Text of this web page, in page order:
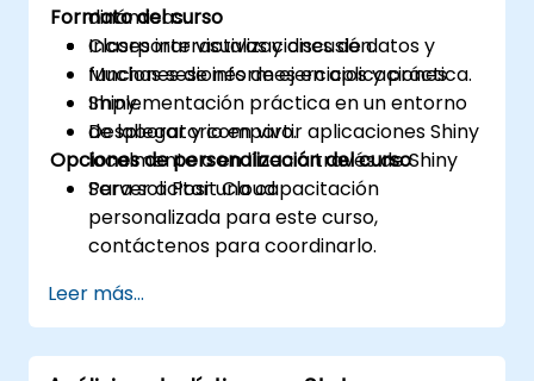
dinámicas.
Incorporar visualizaciones de datos y
funciones de informes en aplicaciones
Shiny.
Desplegar y compartir aplicaciones Shiny
localmente o en línea a través de Shiny
Server o Posit Cloud.
Formato del curso
Clases interactivas y discusión.
Muchas sesiones de ejercicios y práctica.
Implementación práctica en un entorno
de laboratorio en vivo.
Opciones de personalización del curso
Para solicitar una capacitación
personalizada para este curso,
contáctenos para coordinarlo.
Leer más...